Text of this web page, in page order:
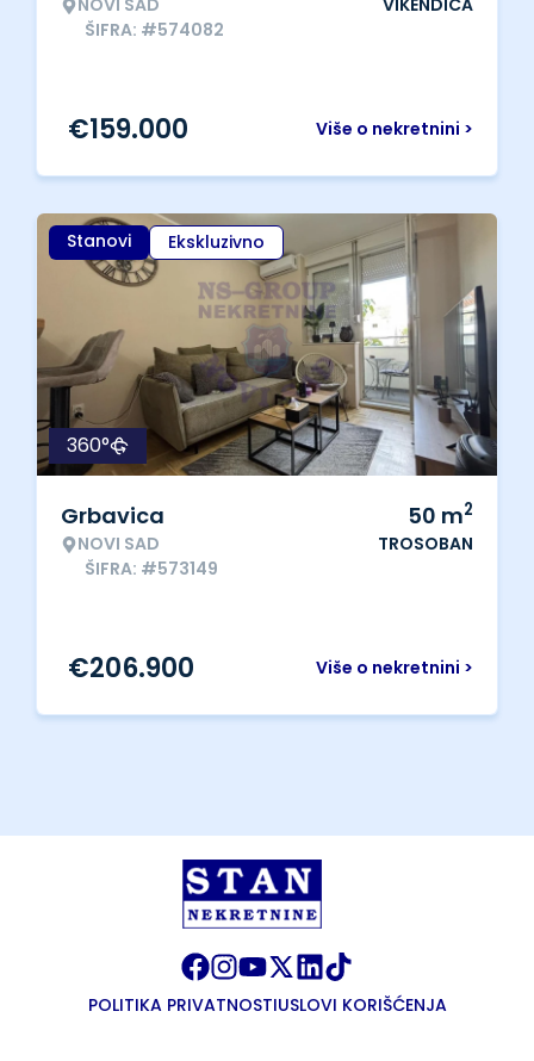
NOVI SAD
ŠIFRA: #574082
VIKENDICA
Više o nekretnini >
€159.000
Stanovi Ekskluzivno
360°
Grbavica
NOVI SAD
ŠIFRA: #573149
50 m2
TROSOBAN
Više o nekretnini >
€206.900
POLITIKA PRIVATNOSTIUSLOVI KORIŠĆENJA